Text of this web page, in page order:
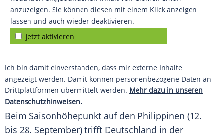
anzuzeigen. Sie können diesen mit einem Klick anzeigen
lassen und auch wieder deaktivieren.
jetzt aktivieren
Ich bin damit einverstanden, dass mir externe Inhalte
angezeigt werden. Damit können personenbezogene Daten an
Drittplattformen übermittelt werden. Mehr dazu in unseren
Datenschutzhinweisen.
Beim Saisonhöhepunkt auf den Philippinen (12.
bis 28. September) trifft Deutschland in der